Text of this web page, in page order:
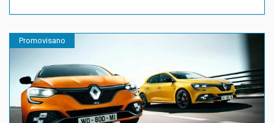
Promovisano